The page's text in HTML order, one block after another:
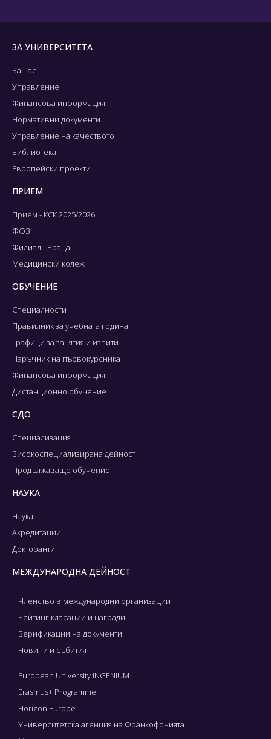
ЗА УНИВЕРСИТЕТА
За нас
Управление
Финансова информация
Нормативни документи
Управление на качеството
Библиотека
Европейски проекти
ПРИЕМ
Прием - КСК 2025/2026
ФОЗ
Филиал - Враца
Медицински колеж
ОБУЧЕНИЕ
Специалности
Правилник за учебната година
Графици за занятия и изпити
Наръчник на първокурсника
Финансова информация
Дистанционно обучение
СДО
Специализация
Високоспециализирана дейност
Продължаващо обучение
НАУКА
Наука
Акредитации
Докторанти
МЕЖДУНАРОДНА ДЕЙНОСТ
Членство в международни организации
Рейтинг класации и награди
Верификации на документи
Новини и събития
European University INGENIUM
Erasmus+ Programme
Horizon Europe
Университетска агенция на Франкофонията